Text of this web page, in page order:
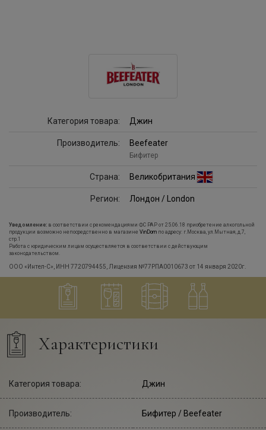
Категория товара: Джин
Производитель: Beefeater
Бифитер
Страна: Великобритания
Регион: Лондон / London
Уведомление: в соответствии с рекомендациями ФС РАР от 25.06.18 приобретение алкогольной
продукции возможно непосредственно в магазине VinDom по адресу: г.Москва, ул.Мытная, д.7,
стр.1
Работа с юридическим лицам осуществляется в соответствии с действующим
законодательством.
ООО «Интел-С», ИНН 7720794455, Лицензия №77РПА0010673 от 14 января 2020г.
Характеристики
Категория товара: Джин
Производитель: Бифитер / Beefeater